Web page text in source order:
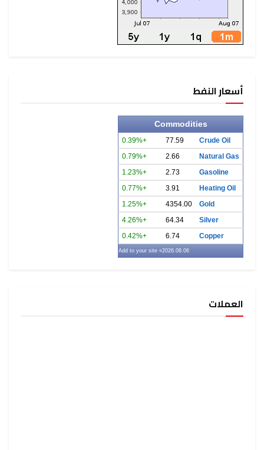
أسعار النفط
Commodities
Crude Oil
77.59
+0.39%
Natural Gas
2.66
+0.79%
Gasoline
2.73
+1.23%
Heating Oil
3.91
+0.77%
Gold
4354.00
+1.25%
Silver
64.34
+4.26%
Copper
6.74
+0.42%
2026.08.06
» Add to your site
العملات